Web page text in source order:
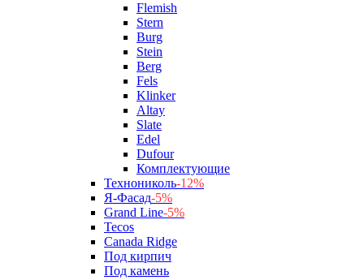
Flemish
Stern
Burg
Stein
Berg
Fels
Klinker
Altay
Slate
Edel
Dufour
Комплектующие
Технониколь-12%
Я-Фасад-5%
Grand Line-5%
Tecos
Canada Ridge
Под кирпич
Под камень